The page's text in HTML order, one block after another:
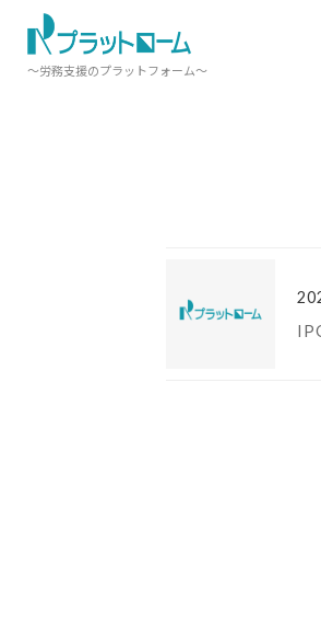
～労務支援のプラットフォーム～